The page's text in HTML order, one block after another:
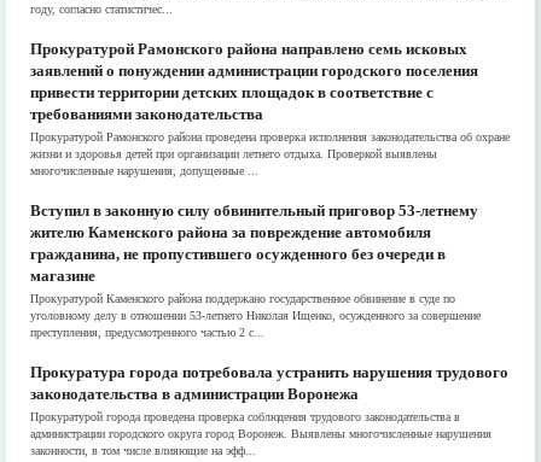
году, согласно статистичес...
Прокуратурой Рамонского района направлено семь исковых
заявлений о понуждении администрации городского поселения
привести территории детских площадок в соответствие с
требованиями законодательства
Прокуратурой Рамонского района проведена проверка исполнения законодательства об охране
жизни и здоровья детей при организации летнего отдыха. Проверкой выявлены
многочисленные нарушения, допущенные ...
Вступил в законную силу обвинительный приговор 53-летнему
жителю Каменского района за повреждение автомобиля
гражданина, не пропустившего осужденного без очереди в
магазине
Прокуратурой Каменского района поддержано государственное обвинение в суде по
уголовному делу в отношении 53-летнего Николая Ищенко, осужденного за совершение
преступления, предусмотренного частью 2 с...
Прокуратура города потребовала устранить нарушения трудового
законодательства в администрации Воронежа
Прокуратурой города проведена проверка соблюдения трудового законодательства в
администрации городского округа город Воронеж. Выявлены многочисленные нарушения
законности, в том числе влияющие на эфф...